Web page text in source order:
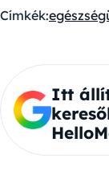
Címkék:
Itt